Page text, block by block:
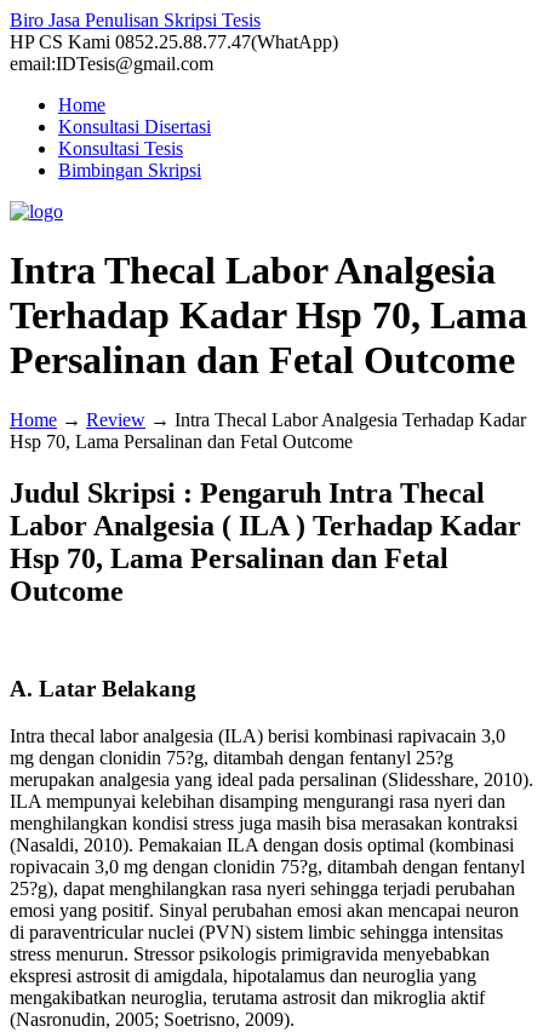
Biro Jasa Penulisan Skripsi Tesis
HP CS Kami 0852.25.88.77.47(WhatApp)
email:IDTesis@gmail.com
Home
Konsultasi Disertasi
Konsultasi Tesis
Bimbingan Skripsi
Intra Thecal Labor Analgesia
Terhadap Kadar Hsp 70, Lama
Persalinan dan Fetal Outcome
Home → Review → Intra Thecal Labor Analgesia Terhadap Kadar
Hsp 70, Lama Persalinan dan Fetal Outcome
Judul Skripsi : Pengaruh Intra Thecal
Labor Analgesia ( ILA ) Terhadap Kadar
Hsp 70, Lama Persalinan dan Fetal
Outcome
A. Latar Belakang
Intra thecal labor analgesia (ILA) berisi kombinasi rapivacain 3,0
mg dengan clonidin 75?g, ditambah dengan fentanyl 25?g
merupakan analgesia yang ideal pada persalinan (Slidesshare, 2010).
ILA mempunyai kelebihan disamping mengurangi rasa nyeri dan
menghilangkan kondisi stress juga masih bisa merasakan kontraksi
(Nasaldi, 2010). Pemakaian ILA dengan dosis optimal (kombinasi
ropivacain 3,0 mg dengan clonidin 75?g, ditambah dengan fentanyl
25?g), dapat menghilangkan rasa nyeri sehingga terjadi perubahan
emosi yang positif. Sinyal perubahan emosi akan mencapai neuron
di paraventricular nuclei (PVN) sistem limbic sehingga intensitas
stress menurun. Stressor psikologis primigravida menyebabkan
ekspresi astrosit di amigdala, hipotalamus dan neuroglia yang
mengakibatkan neuroglia, terutama astrosit dan mikroglia aktif
(Nasronudin, 2005; Soetrisno, 2009).